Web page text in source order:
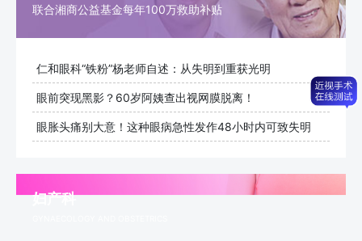
联合湘商公益基金每年100万救助补贴
仁和眼科“铁粉”杨老师自述：从失明到重获光明
眼前突现黑影？60岁阿姨查出视网膜脱离！
眼胀头痛别大意！这种眼病急性发作48小时内可致失明
妇产科